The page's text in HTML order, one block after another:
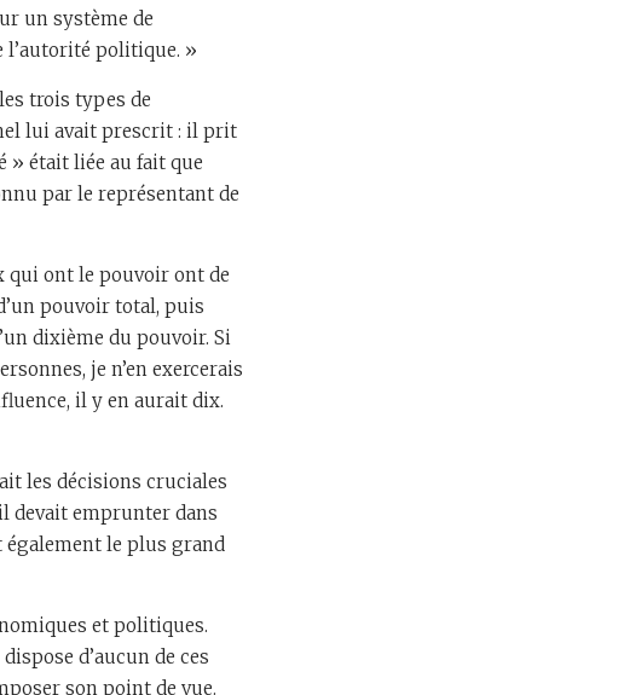
un système de
l’autorité politique. »
trois types de
lui avait prescrit : il prit
» était liée au fait que
par le représentant de
qui ont le pouvoir ont de
pouvoir total, puis
dixième du pouvoir. Si
je n’en exercerais
il y en aurait dix.
les décisions cruciales
devait emprunter dans
le plus grand
et politiques.
d’aucun de ces
son point de vue.